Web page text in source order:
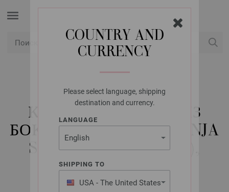
COUNTRY AND
CURRENCY
Please select language, shipping
destination and currency.
LANGUAGE
SHIPPING TO
USA - The United States
LANA GROSSA
КРУГЛЫЕ СПИЦЫ ИЗ
БОКОВОЕ ДЕРЕВО (TANJA
STEINBACH EDITION),
РАЗМЕР 2,5/40 CM